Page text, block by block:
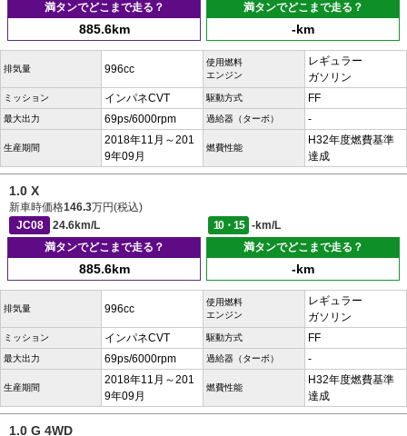
満タンでどこまで走る？
885.6km
満タンでどこまで走る？
-km
排気量 996cc
使用燃料
エンジン
レギュラー
ガソリン
ミッション インパネCVT 駆動方式 FF
最大出力 69ps/6000rpm 過給器（ターボ） -
生産期間
2018年11月～201
9年09月
燃費性能
H32年度燃費基準
達成
1.0 X
新車時価格146.3万円(税込)
JC08
24.6km/L 10・15
-km/L
満タンでどこまで走る？
885.6km
満タンでどこまで走る？
-km
排気量 996cc
使用燃料
エンジン
レギュラー
ガソリン
ミッション インパネCVT 駆動方式 FF
最大出力 69ps/6000rpm 過給器（ターボ） -
生産期間
2018年11月～201
9年09月
燃費性能
H32年度燃費基準
達成
1.0 G 4WD